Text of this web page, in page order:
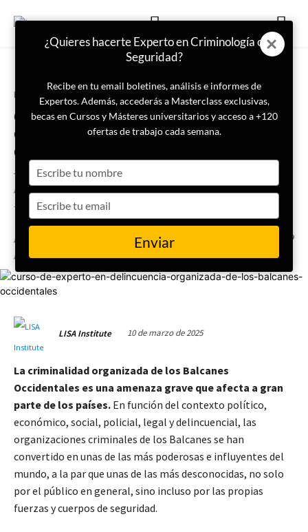
Portada
Curso de Experto en Delincuencia
Organizada de los Balcanes
Occidentales
Adquiere los conocimientos y las habilidades necesarias
para detectar, prevenir, analizar, investigar y combatir a
las principales organizaciones criminales de los Balcanes
Occidentales, al ser una amenaza cada vez más grave
para la Seguridad Nacional de diferentes los Estados. ¡No
pierdas tu plaza!
LISA Institute 10 de marzo de 2025
La criminalidad organizada de los Balcanes
Occidentales es una amenaza grave que afecta a gran
parte de los países. En función del contexto político,
económico, social, policial, legal y delincuencial, las
organizaciones criminales de los Balcanes se han
convertido en unas de las más poderosas e influyentes del
mundo, a la par que unas de las más desconocidas, no solo
por el público en general, sino incluso por las propias
fuerzas y cuerpos de seguridad.
¿Quieres hacerte Experto en Criminología o
Seguridad?
Recibe en tu email boletines, análisis e informes de
Expertos. Además, accederás a Masterclass exclusivas,
becas en Cursos y Másteres universitarios y acceso a +120
ofertas de trabajo cada semana.
your
name
your
email
Enviar